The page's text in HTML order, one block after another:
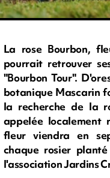
La rose Bourbon,
pourrait retrouver
"Bourbon Tour".
botanique Mascarin
la recherche de la
appelée localement
fleur viendra en
chaque rosier
l'association Jardins